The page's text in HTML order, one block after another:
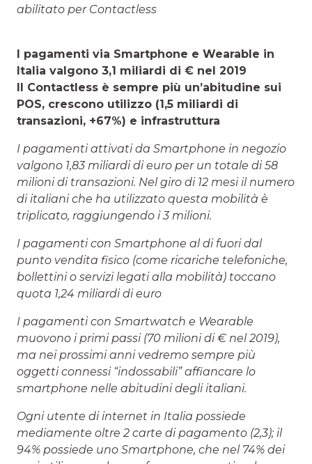
abilitato per Contactless
I pagamenti via Smartphone e Wearable in
Italia valgono 3,1 miliardi di € nel 2019
Il Contactless è sempre più un’abitudine sui
POS, crescono utilizzo (1,5 miliardi di
transazioni, +67%) e infrastruttura
I pagamenti attivati da Smartphone in negozio
valgono 1,83 miliardi di euro per un totale di 58
milioni di transazioni. Nel giro di 12 mesi il numero
di italiani che ha utilizzato questa mobilità è
triplicato, raggiungendo i 3 milioni.
I pagamenti con Smartphone al di fuori dal
punto vendita fisico (come ricariche telefoniche,
bollettini o servizi legati alla mobilità) toccano
quota 1,24 miliardi di euro
I pagamenti con Smartwatch e Wearable
muovono i primi passi (70 milioni di € nel 2019),
ma nei prossimi anni vedremo sempre più
oggetti connessi “indossabili” affiancare lo
smartphone nelle abitudini degli italiani.
Ogni utente di internet in Italia possiede
mediamente oltre 2 carte di pagamento (2,3); il
94% possiede uno Smartphone, che nel 74% dei